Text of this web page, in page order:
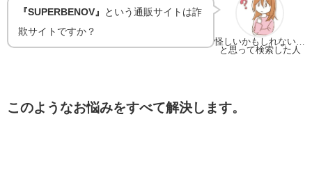
怪しいかもしれない…
と思って検索した人
『SUPERBENOV 』
という通販サイトは詐
欺サイトですか？
このようなお悩みをすべて解決します。